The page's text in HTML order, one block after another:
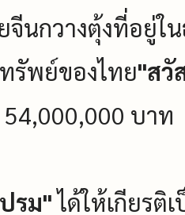
จีนกวางตุ้งที่อยู่ใ
รัพย์ของไทย"สวั
บาท
รม"ได้ให้เกียรติ